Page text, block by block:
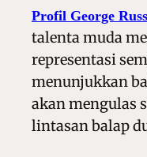
Profil George
talenta muda
representasi
menunjukkan
akan mengulas
lintasan balap